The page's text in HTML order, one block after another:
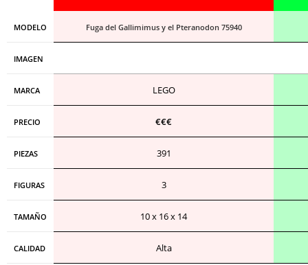
MODELO Fuga del Gallimimus y el Pteranodon 75940
IMAGEN
MARCA LEGO
PRECIO €€€
PIEZAS 391
FIGURAS 3
TAMAÑO 10 x 16 x 14
CALIDAD Alta